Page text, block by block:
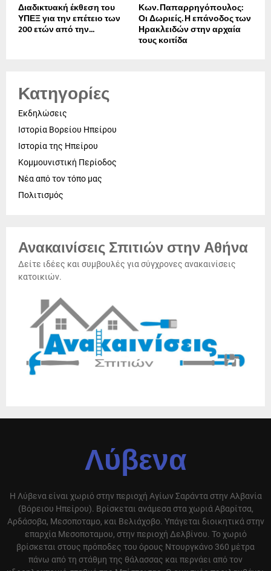
Διαδικτυακή έκθεση του
ΥΠΕΞ για την επέτειο των
200 ετών από την...
Κων. Παπαρρηγόπουλος:
Οι Δωριείς. Η επάνοδος των
Ηρακλειδών στην αρχαία
τους κοιτίδα
Κατηγορίες
Εκδηλώσεις
Ιστορία Βορείου Ηπείρου
Ιστορία της Ηπείρου
Κομμουνιστική Περίοδος
Νέα από τον τόπο μας
Πολιτισμός
Ανακαινίσεις Σπιτιών στην Αθήνα
Δείτε ιδέες και συμβουλές για σύγχρονες ανακαινίσεις
κατοικιών.
Λύβενα
Η Λύβενα είναι χωριό στην περιοχή Αγίων Σαράντα στην Αλβανία
(Βόρειου Ηπείρου). Βρίσκεται ανάμεσα στα χωριά Αβαρίτσα,
Αρδάσοβα, Μεσοποταμο, και Βελιάχοβο. Υπάγεται διοικητικά στην
επαρχία Μεσοποταμου, στην περιοχή Δελβίνου. Το χωριό
βρίσκεται στους πρόποδες του όρους Ντουργκάνο 360 μέτρα
πάνω από τη στάθμη της θάλασσας και περνάει από τον